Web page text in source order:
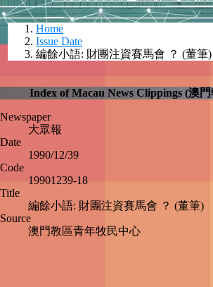
Home
Issue Date
編餘小語: 財團注資賽馬會 ？ (董筆)
Index of Macau News Clippings (澳
Newspaper
大眾報
Date
1990/12/39
Code
19901239-18
Title
編餘小語: 財團注資賽馬會 ？ (董筆)
Source
澳門教區青年牧民中心